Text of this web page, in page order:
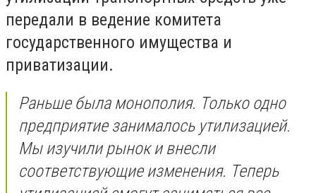
передали в ведение комитета
государственного имущества и
приватизации.
Раньше была монополия. Только одно
предприятие занималось утилизацией.
Мы изучили рынок и внесли
соответствующие изменения. Теперь